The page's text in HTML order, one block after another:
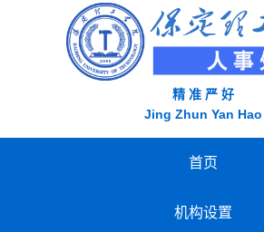
精 准 严 好
Jing Zhun Yan Hao
首页
机构设置